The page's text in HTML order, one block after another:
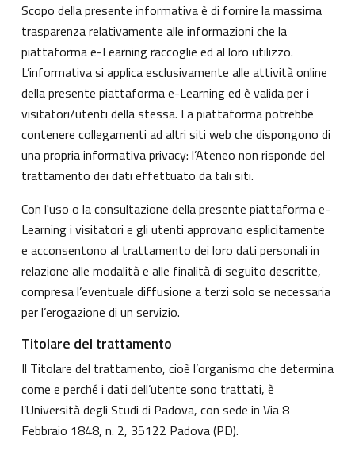
Scopo della presente informativa è di fornire la massima
trasparenza relativamente alle informazioni che la
piattaforma e-Learning raccoglie ed al loro utilizzo.
L’informativa si applica esclusivamente alle attività online
della presente piattaforma e-Learning ed è valida per i
visitatori/utenti della stessa. La piattaforma potrebbe
contenere collegamenti ad altri siti web che dispongono di
una propria informativa privacy: l’Ateneo non risponde del
trattamento dei dati effettuato da tali siti.
Con l'uso o la consultazione della presente piattaforma e-
Learning i visitatori e gli utenti approvano esplicitamente
e acconsentono al trattamento dei loro dati personali in
relazione alle modalità e alle finalità di seguito descritte,
compresa l’eventuale diffusione a terzi solo se necessaria
per l’erogazione di un servizio.
Titolare del trattamento
Il Titolare del trattamento, cioè l’organismo che determina
come e perché i dati dell’utente sono trattati, è
l’Università degli Studi di Padova, con sede in Via 8
Febbraio 1848, n. 2, 35122 Padova (PD).